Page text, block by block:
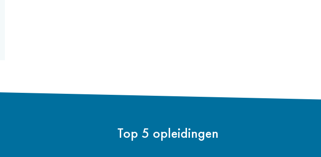
Top 5 opleidingen